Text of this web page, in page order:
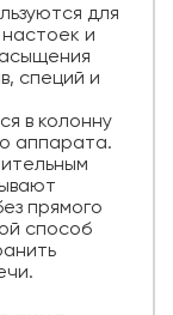
для
и
специй и
в колонну
аппарата.
прямого
способ